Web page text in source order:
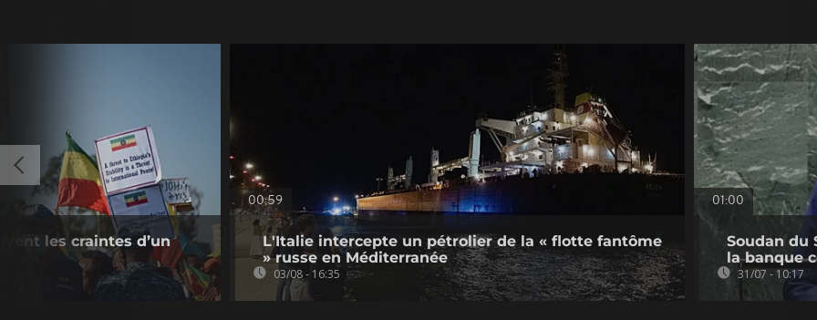
les craintes d’un
00:59
L'Italie intercepte un pétrolier de la « flotte fantôme
» russe en Méditerranée
03/08 - 16:35
01:00
Soudan du
la banque
31/07 - 10:17